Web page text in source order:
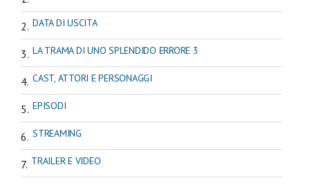
DATA DI USCITA
LA TRAMA DI UNO SPLENDIDO ERRORE 3
CAST, ATTORI E PERSONAGGI
EPISODI
STREAMING
TRAILER E VIDEO